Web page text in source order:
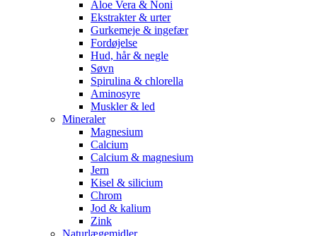
Aloe Vera & Noni
Ekstrakter & urter
Gurkemeje & ingefær
Fordøjelse
Hud, hår & negle
Søvn
Spirulina & chlorella
Aminosyre
Muskler & led
Mineraler
Magnesium
Calcium
Calcium & magnesium
Jern
Kisel & silicium
Chrom
Jod & kalium
Zink
Naturlægemidler